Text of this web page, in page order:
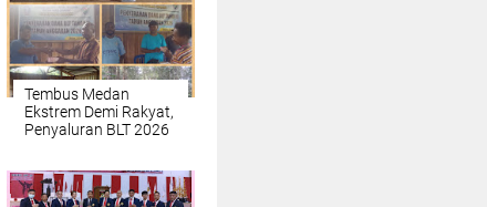
Tembus Medan
Ekstrem Demi Rakyat,
Penyaluran BLT 2026
Pelosok Gresi Selatan